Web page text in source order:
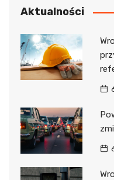
Aktualności